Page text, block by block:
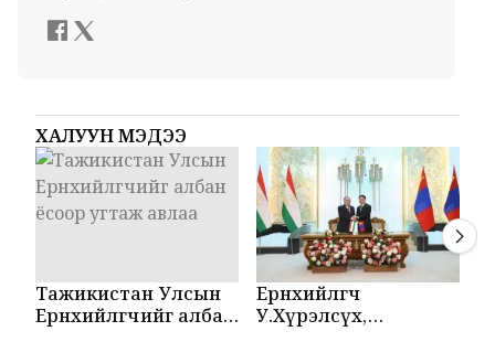
ХАЛУУН МЭДЭЭ
Тажикистан Улсын
Ерөнхийлөгчийг албан
Ерөнхийлөгч
У.Хүрэлсүх,